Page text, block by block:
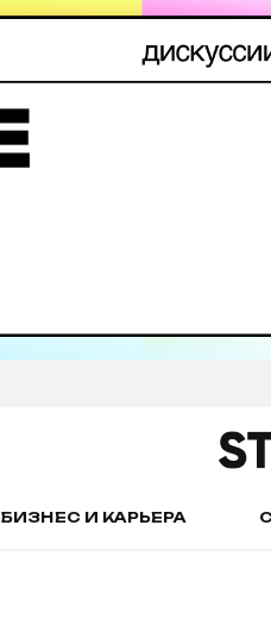
БИЗНЕС И КАРЬЕРА